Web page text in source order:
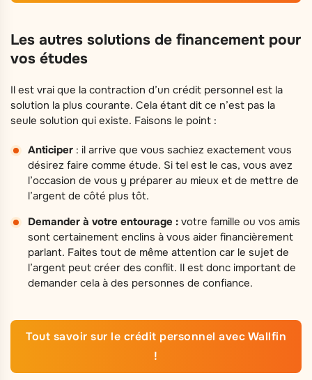
Les autres solutions de financement pour
vos études
Il est vrai que la contraction d’un crédit personnel est la
solution la plus courante. Cela étant dit ce n’est pas la
seule solution qui existe. Faisons le point :
Anticiper : il arrive que vous sachiez exactement vous
désirez faire comme étude. Si tel est le cas, vous avez
l’occasion de vous y préparer au mieux et de mettre de
l’argent de côté plus tôt.
Demander à votre entourage : votre famille ou vos amis
sont certainement enclins à vous aider financièrement
parlant. Faites tout de même attention car le sujet de
l’argent peut créer des conflit. Il est donc important de
demander cela à des personnes de confiance.
Tout savoir sur le crédit personnel avec Wallfin
!